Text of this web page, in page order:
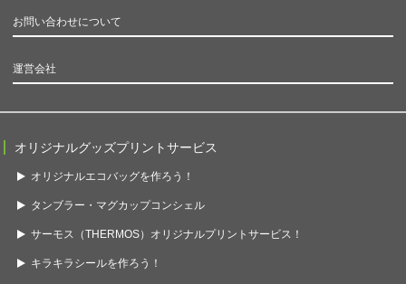
お問い合わせについて
運営会社
オリジナルグッズプリントサービス
オリジナルエコバッグを作ろう！
タンブラー・マグカップコンシェル
サーモス（THERMOS）オリジナルプリントサービス！
キラキラシールを作ろう！